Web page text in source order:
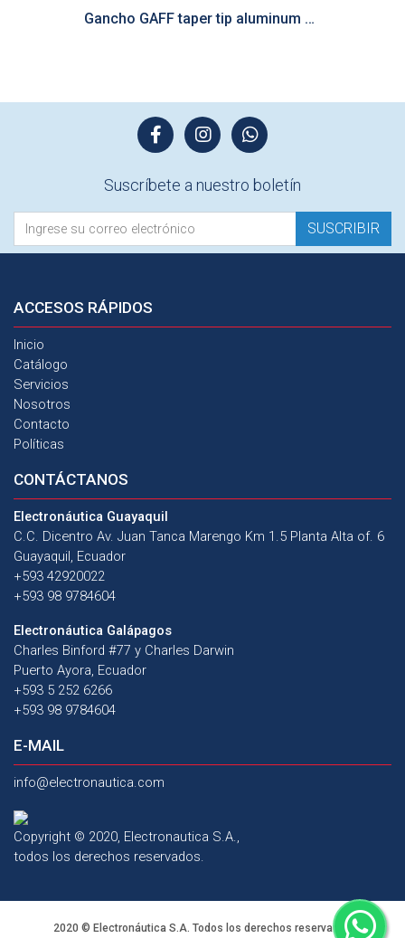
Gancho GAFF taper tip aluminum 250 H
Suscríbete a nuestro boletín
SUSCRIBIR
ACCESOS RÁPIDOS
Inicio
Catálogo
Servicios
Nosotros
Contacto
Políticas
CONTÁCTANOS
Electronáutica Guayaquil
C.C. Dicentro Av. Juan Tanca Marengo Km 1.5 Planta Alta of. 6
Guayaquil, Ecuador
+593 42920022
+593 98 9784604
Electronáutica Galápagos
Charles Binford #77 y Charles Darwin
Puerto Ayora, Ecuador
+593 5 252 6266
+593 98 9784604
E-MAIL
info@electronautica.com
Copyright © 2020, Electronautica S.A.,
todos los derechos reservados.
2020 © Electronáutica S.A. Todos los derechos reservados